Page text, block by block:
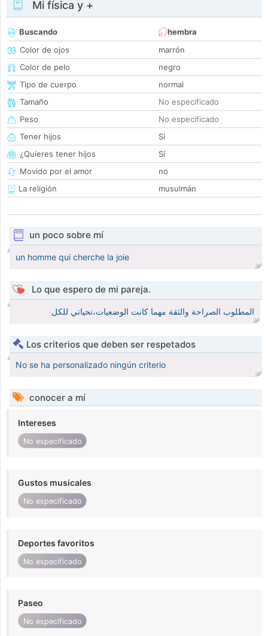
Mi física y +
Buscando
hembra
Color de ojos
marrón
Color de pelo
negro
Tipo de cuerpo
normal
Tamaño
No especificado
Peso
No especificado
Tener hijos
Sí
¿Quieres tener hijos
Sí
Movido por el amor
no
La religión
musulmán
un poco sobre mí
un homme qui cherche la joie
Lo que espero de mi pareja.
المطلوب الصراحة والثقة مهما كانت الوضعيات،تحياتي للكل
Los criterios que deben ser respetados
No se ha personalizado ningún criterio
conocer a mí
Intereses
No especificado
Gustos musicales
No especificado
Deportes favoritos
No especificado
Paseo
No especificado